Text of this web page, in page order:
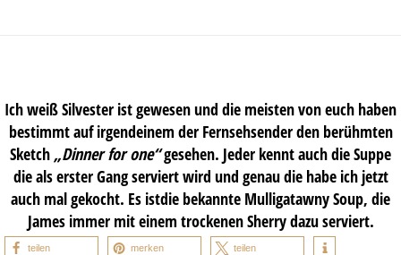
Ich weiß Silvester ist gewesen und die meisten von euch haben
bestimmt auf irgendeinem der Fernsehsender den berühmten
Sketch „Dinner for one“gesehen. Jeder kennt auch die Suppe
die als erster Gang serviert wird und genau die habe ich jetzt
auch mal gekocht. Es istdie bekannte Mulligatawny Soup, die
James immer mit einem trockenen Sherry dazu serviert.
teilen merken teilen